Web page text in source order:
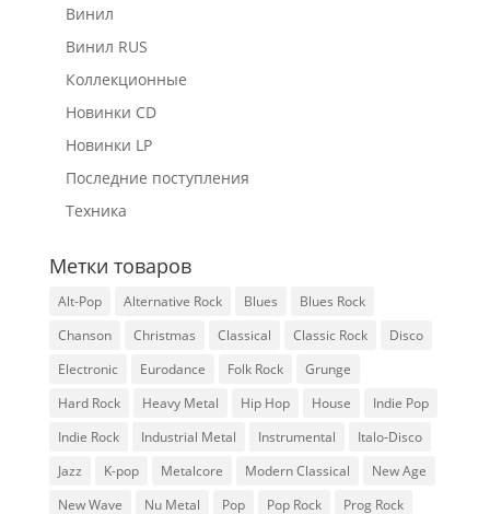
Винил
Винил RUS
Коллекционные
Новинки CD
Новинки LP
Последние поступления
Техника
Метки товаров
Alt-Pop Alternative Rock Blues
Blues Rock
Chanson
Christmas Classical Classic Rock
Disco
Electronic
Eurodance Folk Rock
Grunge
Hard Rock
Heavy Metal Hip Hop House
Indie Pop
Indie Rock
Industrial Metal Instrumental
Italo-Disco
Jazz
K-pop Metalcore Modern Classical
New Age
New Wave
Nu Metal Pop Pop Rock Prog Rock